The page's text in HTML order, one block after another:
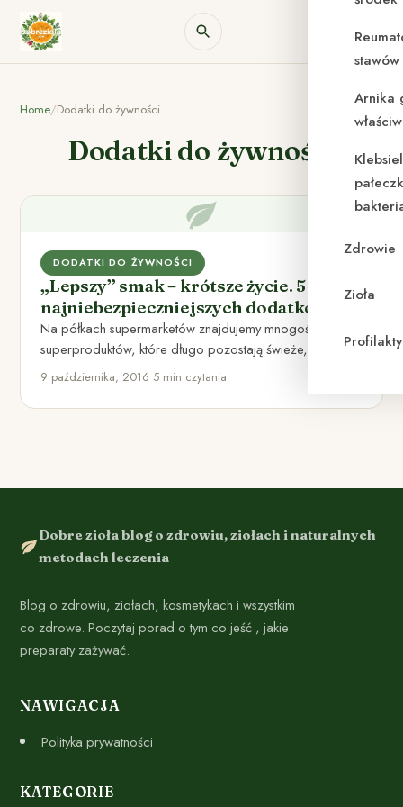
Arnika
Zdrowie
Zioła
Home/Dodatki do żywności
Dodatki do żywności
DODATKI DO ŻYWNOŚCI
„Lepszy” smak – krótsze życie. 5
najniebezpieczniejszych dodatków E
Na półkach supermarketów znajdujemy mnogość
superproduktów, które długo pozostają świeże, przez
długi czas nie tracą koloru i konsystencji,…
9 października, 2016•5 min czytania
Dobre zioła blog o zdrowiu, ziołach i naturalnych
metodach leczenia
Blog o zdrowiu, ziołach, kosmetykach i wszystkim
co zdrowe. Poczytaj porad o tym co jeść , jakie
preparaty zażywać.
NAWIGACJA
Polityka prywatności
KATEGORIE